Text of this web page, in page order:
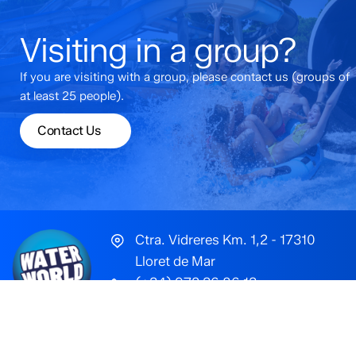
Visiting in a group?
If you are visiting with a group, please contact us (groups of
at least 25 people).
Contact Us
Ctra. Vidreres Km. 1,2 - 17310
Lloret de Mar
(+34) 972 36 86 13